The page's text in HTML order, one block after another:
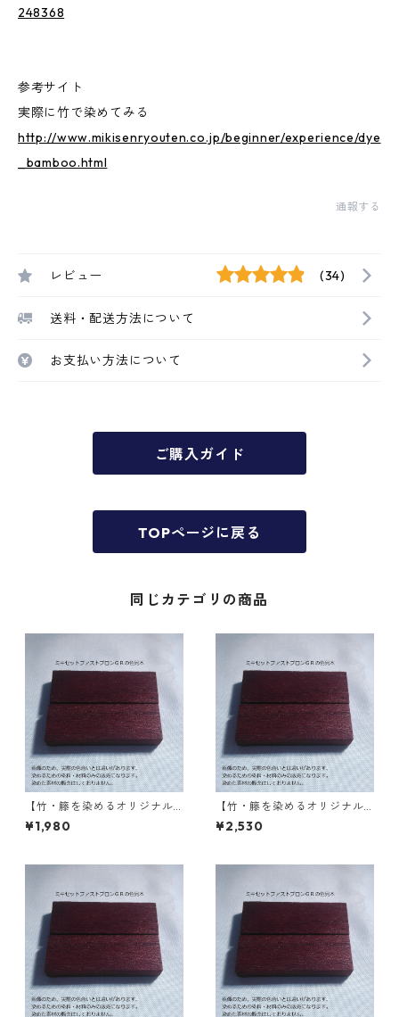
248368
参考サイト
実際に竹で染めてみる
http://www.mikisenryouten.co.jp/beginner/experience/dye
_bamboo.html
通報する
レビュー (34)
送料・配送方法について
お支払い方法について
ご購入ガイド
TOPページに戻る
同じカテゴリの商品
【竹・籐を染めるオリジナル
染料】｜20g｜ミキセットフ
ァストブロンＧＲ（こげ茶
¥1,980
【竹・籐を染めるオリジナル
染料】｜50g｜ミキセットフ
ァストブロンＧＲ（こげ茶
¥2,530